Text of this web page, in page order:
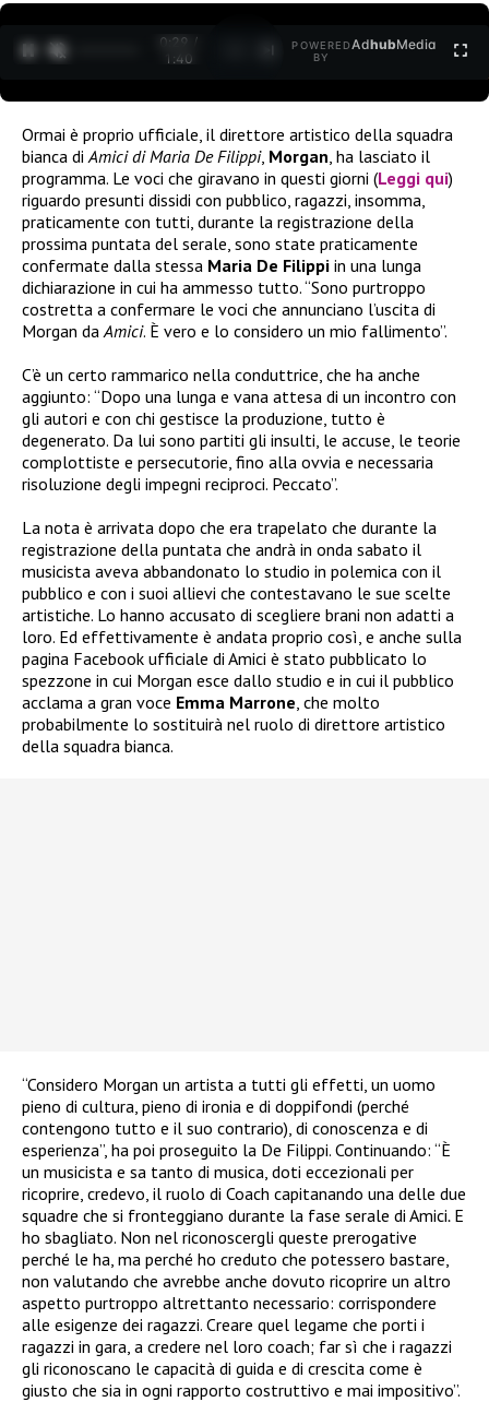
0:30 /
1:40
POWERED
BY
AdhubMedia
Ormai è proprio ufficiale, il direttore artistico della squadra
bianca di Amici di Maria De Filippi, Morgan , ha lasciato il
programma. Le voci che giravano in questi giorni (Leggi qui)
riguardo presunti dissidi con pubblico, ragazzi, insomma,
praticamente con tutti, durante la registrazione della
prossima puntata del serale, sono state praticamente
confermate dalla stessa Maria De Filippi in una lunga
dichiarazione in cui ha ammesso tutto. “Sono purtroppo
costretta a confermare le voci che annunciano l’uscita di
Morgan da Amici. È vero e lo considero un mio fallimento”.
C’è un certo rammarico nella conduttrice, che ha anche
aggiunto: “Dopo una lunga e vana attesa di un incontro con
gli autori e con chi gestisce la produzione, tutto è
degenerato. Da lui sono partiti gli insulti, le accuse, le teorie
complottiste e persecutorie, fino alla ovvia e necessaria
risoluzione degli impegni reciproci. Peccato”.
La nota è arrivata dopo che era trapelato che durante la
registrazione della puntata che andrà in onda sabato il
musicista aveva abbandonato lo studio in polemica con il
pubblico e con i suoi allievi che contestavano le sue scelte
artistiche. Lo hanno accusato di scegliere brani non adatti a
loro. Ed effettivamente è andata proprio così, e anche sulla
pagina Facebook ufficiale di Amici è stato pubblicato lo
spezzone in cui Morgan esce dallo studio e in cui il pubblico
acclama a gran voce Emma Marrone , che molto
probabilmente lo sostituirà nel ruolo di direttore artistico
della squadra bianca.
“Considero Morgan un artista a tutti gli effetti, un uomo
pieno di cultura, pieno di ironia e di doppifondi (perché
contengono tutto e il suo contrario), di conoscenza e di
esperienza”, ha poi proseguito la De Filippi. Continuando: “È
un musicista e sa tanto di musica, doti eccezionali per
ricoprire, credevo, il ruolo di Coach capitanando una delle due
squadre che si fronteggiano durante la fase serale di Amici. E
ho sbagliato. Non nel riconoscergli queste prerogative
perché le ha, ma perché ho creduto che potessero bastare,
non valutando che avrebbe anche dovuto ricoprire un altro
aspetto purtroppo altrettanto necessario: corrispondere
alle esigenze dei ragazzi. Creare quel legame che porti i
ragazzi in gara, a credere nel loro coach; far sì che i ragazzi
gli riconoscano le capacità di guida e di crescita come è
giusto che sia in ogni rapporto costruttivo e mai impositivo”.